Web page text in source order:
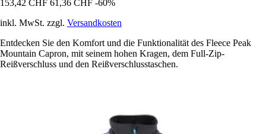
153,42 CHF 61,36 CHF -60%
inkl. MwSt. zzgl. Versandkosten
Entdecken Sie den Komfort und die Funktionalität des Fleece Peak
Mountain Capron, mit seinem hohen Kragen, dem Full-Zip-
Reißverschluss und den Reißverschlusstaschen.